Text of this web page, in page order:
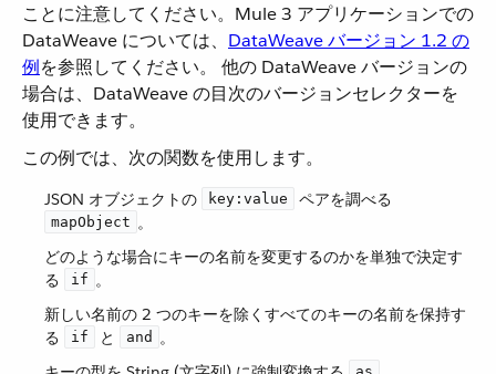
ことに注意してください。Mule 3 アプリケーションでの
DataWeave については、​ DataWeave バージョン 1.2 の
例​を参照してください。 他の DataWeave バージョンの
場合は、DataWeave の目次のバージョンセレクターを
使用できます。
この例では、次の関数を使用します。
JSON オブジェクトの ​ key:value ​ ペアを調べる ​
mapObject ​。
どのような場合にキーの名前を変更するのかを単独で決定す
る ​
if ​。
新しい名前の 2 つのキーを除くすべてのキーの名前を保持す
る ​
if ​ と ​ and ​。